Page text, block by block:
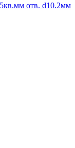
отв. d10.2мм